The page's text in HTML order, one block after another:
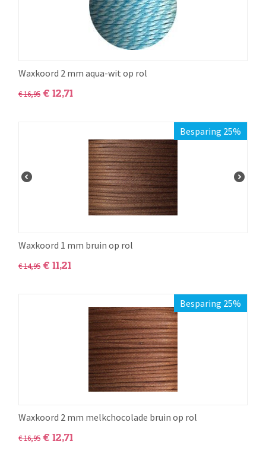
Waxkoord 2 mm aqua-wit op rol
€16,95 € 12,71
Besparing 25%
Waxkoord 1 mm bruin op rol
€14,95 € 11,21
Besparing 25%
Waxkoord 2 mm melkchocolade bruin op rol
€16,95 € 12,71